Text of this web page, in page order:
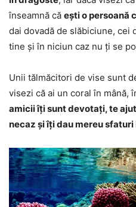
înseamnă că ești o persoană
dai dovadă de slăbiciune, cei
tine și în niciun caz nu ți se
Unii tălmăcitori de vise sunt
visezi că ai un coral în mână,
amicii îți sunt devotați, te
necaz și îți dau mereu